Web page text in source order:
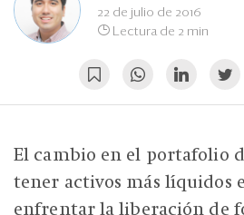
Ranking CEO22 de julio de 2016
Lectura de 2 min
El cambio en el portafolio
tener activos más líquidos
enfrentar la liberación de